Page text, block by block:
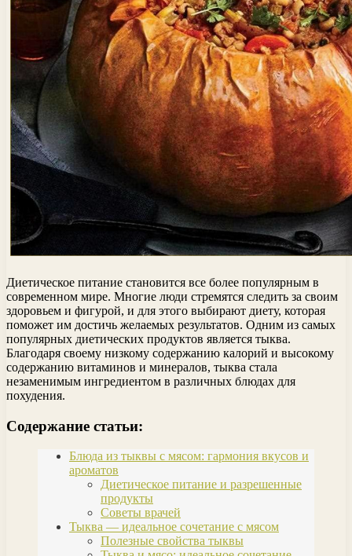
Диетическое питание становится все более популярным в
современном мире. Многие люди стремятся следить за своим
здоровьем и фигурой, и для этого выбирают диету, которая
поможет им достичь желаемых результатов. Одним из самых
популярных диетических продуктов является тыква.
Благодаря своему низкому содержанию калорий и высокому
содержанию витаминов и минералов, тыква стала
незаменимым ингредиентом в различных блюдах для
похудения.
Содержание статьи:
Блюда из тыквы с мясом: гармония вкусов и
ароматов
Диетическое питание и разрешенные
продукты
Советы врачей
Тыква — идеальное сочетание с мясом
Полезные свойства тыквы